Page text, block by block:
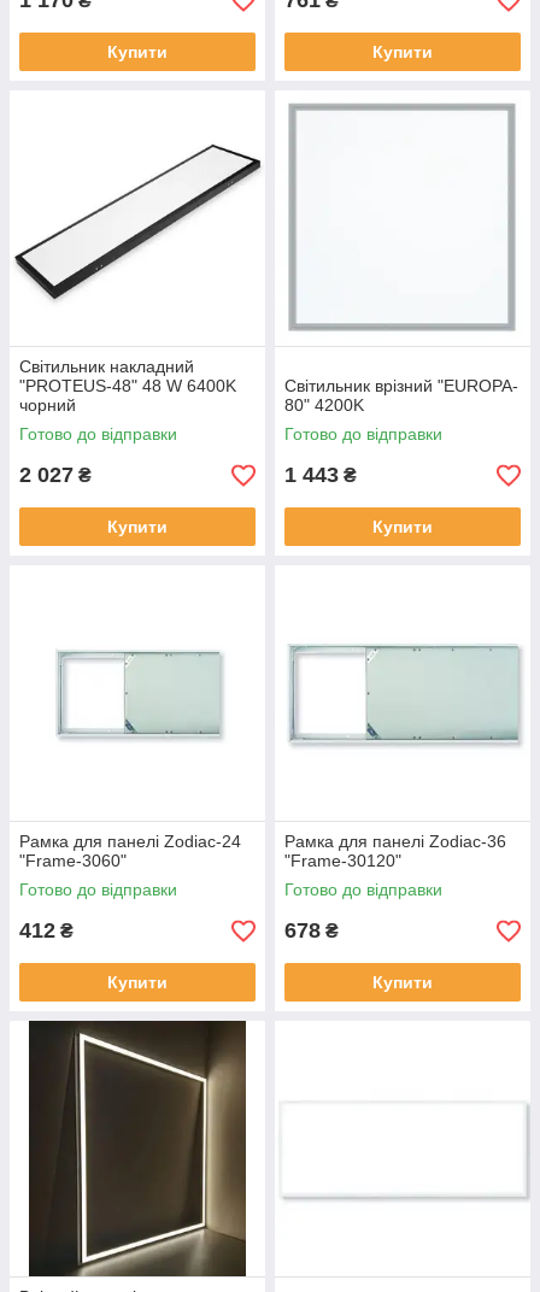
Купити Купити
Світильник накладний
"PROTEUS-48" 48 W 6400K
чорний
Готово до відправки
2 027 ₴
Купити
Світильник врізний "EUROPA-
80" 4200K
Готово до відправки
1 443 ₴
Купити
Рамка для панелі Zodiac-24
"Frame-3060"
Готово до відправки
412 ₴
Купити
Рамка для панелі Zodiac-36
"Frame-30120"
Готово до відправки
678 ₴
Купити